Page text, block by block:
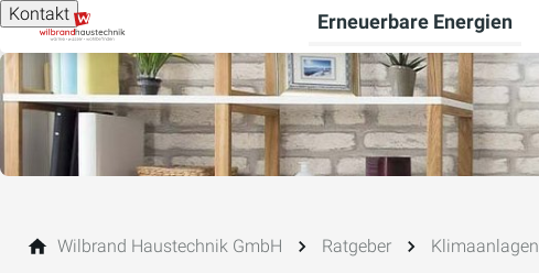
Kontakt Erneuerbare Energien
Wilbrand Haustechnik GmbH Ratgeber Klimaanlagen